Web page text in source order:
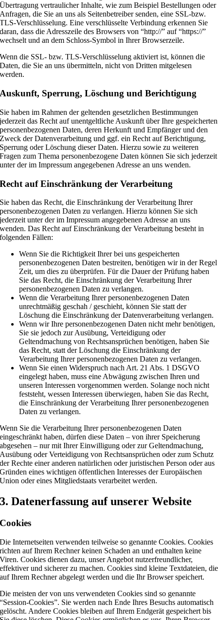
Übertragung vertraulicher Inhalte, wie zum Beispiel Bestellungen oder
Anfragen, die Sie an uns als Seitenbetreiber senden, eine SSL-bzw.
TLS-Verschlüsselung. Eine verschlüsselte Verbindung erkennen Sie
daran, dass die Adresszeile des Browsers von “http://” auf “https://”
wechselt und an dem Schloss-Symbol in Ihrer Browserzeile.
Wenn die SSL- bzw. TLS-Verschlüsselung aktiviert ist, können die
Daten, die Sie an uns übermitteln, nicht von Dritten mitgelesen
werden.
Auskunft, Sperrung, Löschung und Berichtigung
Sie haben im Rahmen der geltenden gesetzlichen Bestimmungen
jederzeit das Recht auf unentgeltliche Auskunft über Ihre gespeicherten
personenbezogenen Daten, deren Herkunft und Empfänger und den
Zweck der Datenverarbeitung und ggf. ein Recht auf Berichtigung,
Sperrung oder Löschung dieser Daten. Hierzu sowie zu weiteren
Fragen zum Thema personenbezogene Daten können Sie sich jederzeit
unter der im Impressum angegebenen Adresse an uns wenden.
Recht auf Einschränkung der Verarbeitung
Sie haben das Recht, die Einschränkung der Verarbeitung Ihrer
personenbezogenen Daten zu verlangen. Hierzu können Sie sich
jederzeit unter der im Impressum angegebenen Adresse an uns
wenden. Das Recht auf Einschränkung der Verarbeitung besteht in
folgenden Fällen:
Wenn Sie die Richtigkeit Ihrer bei uns gespeicherten
personenbezogenen Daten bestreiten, benötigen wir in der Regel
Zeit, um dies zu überprüfen. Für die Dauer der Prüfung haben
Sie das Recht, die Einschränkung der Verarbeitung Ihrer
personenbezogenen Daten zu verlangen.
Wenn die Verarbeitung Ihrer personenbezogenen Daten
unrechtmäßig geschah / geschieht, können Sie statt der
Löschung die Einschränkung der Datenverarbeitung verlangen.
Wenn wir Ihre personenbezogenen Daten nicht mehr benötigen,
Sie sie jedoch zur Ausübung, Verteidigung oder
Geltendmachung von Rechtsansprüchen benötigen, haben Sie
das Recht, statt der Löschung die Einschränkung der
Verarbeitung Ihrer personenbezogenen Daten zu verlangen.
Wenn Sie einen Widerspruch nach Art. 21 Abs. 1 DSGVO
eingelegt haben, muss eine Abwägung zwischen Ihren und
unseren Interessen vorgenommen werden. Solange noch nicht
feststeht, wessen Interessen überwiegen, haben Sie das Recht,
die Einschränkung der Verarbeitung Ihrer personenbezogenen
Daten zu verlangen.
Wenn Sie die Verarbeitung Ihrer personenbezogenen Daten
eingeschränkt haben, dürfen diese Daten – von ihrer Speicherung
abgesehen – nur mit Ihrer Einwilligung oder zur Geltendmachung,
Ausübung oder Verteidigung von Rechtsansprüchen oder zum Schutz
der Rechte einer anderen natürlichen oder juristischen Person oder aus
Gründen eines wichtigen öffentlichen Interesses der Europäischen
Union oder eines Mitgliedstaats verarbeitet werden.
3. Datenerfassung auf unserer Website
Cookies
Die Internetseiten verwenden teilweise so genannte Cookies. Cookies
richten auf Ihrem Rechner keinen Schaden an und enthalten keine
Viren. Cookies dienen dazu, unser Angebot nutzerfreundlicher,
effektiver und sicherer zu machen. Cookies sind kleine Textdateien, die
auf Ihrem Rechner abgelegt werden und die Ihr Browser speichert.
Die meisten der von uns verwendeten Cookies sind so genannte
“Session-Cookies”. Sie werden nach Ende Ihres Besuchs automatisch
gelöscht. Andere Cookies bleiben auf Ihrem Endgerät gespeichert bis